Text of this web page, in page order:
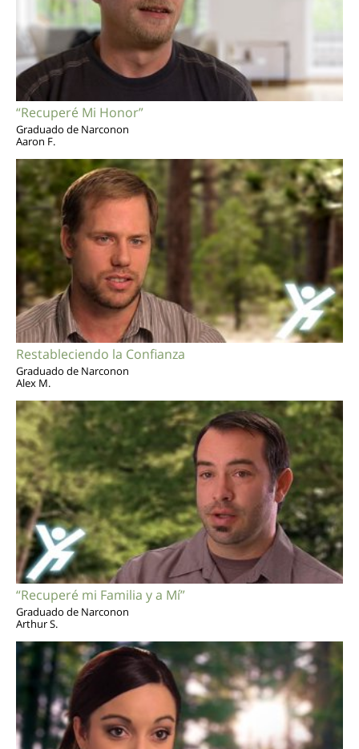
“Recuperé Mi Honor”
Graduado de Narconon
Aaron F.
Restableciendo la Confianza
Graduado de Narconon
Alex M.
“Recuperé mi Familia y a Mí”
Graduado de Narconon
Arthur S.